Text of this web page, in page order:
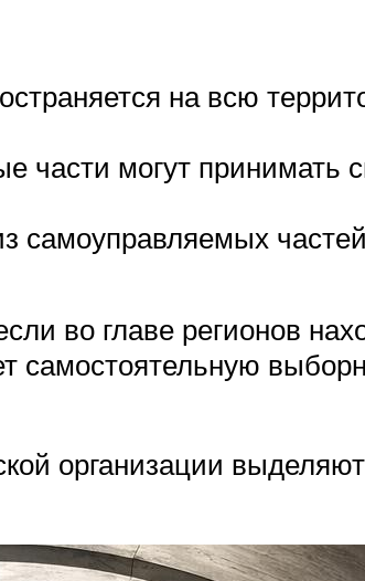
на всю
части могут принимать
самоуправляемых
во главе регионов
самостоятельную
организации